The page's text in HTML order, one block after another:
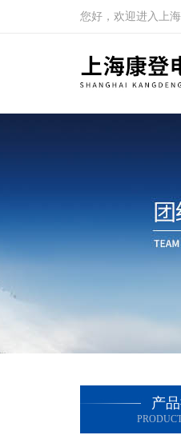
您好，欢迎进入上
产